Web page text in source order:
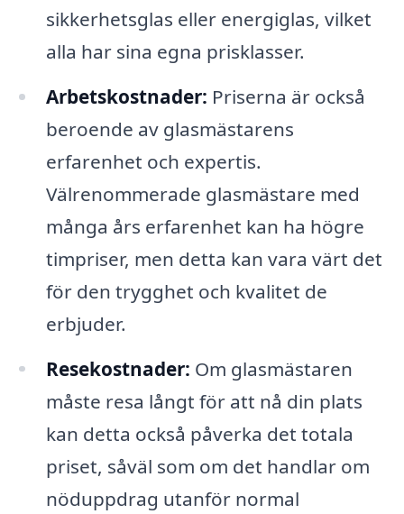
sikkerhetsglas eller energiglas, vilket
alla har sina egna prisklasser.
Arbetskostnader: Priserna är också
beroende av glasmästarens
erfarenhet och expertis.
Välrenommerade glasmästare med
många års erfarenhet kan ha högre
timpriser, men detta kan vara värt det
för den trygghet och kvalitet de
erbjuder.
Resekostnader: Om glasmästaren
måste resa långt för att nå din plats
kan detta också påverka det totala
priset, såväl som om det handlar om
nöduppdrag utanför normal